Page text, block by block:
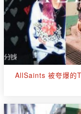
AllSaints 被夸爆的